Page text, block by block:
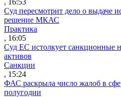
Суд пересмотрит дело о выдаче
решение МКАС
Практика
, 16:05
Суд ЕС истолкует санкционные
активов
Санкции
, 15:24
ФАС раскрыла число жалоб в
полугодии